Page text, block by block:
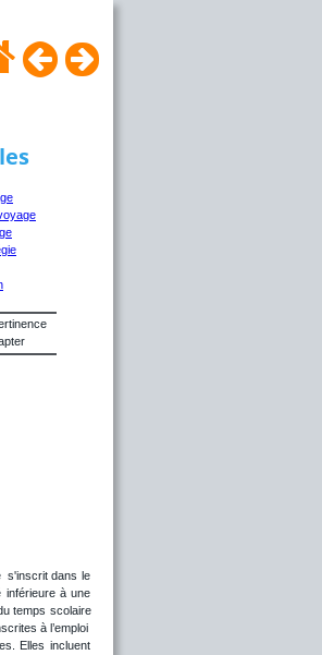
s'inscrit dans le
inférieure à une
temps scolaire
à l’emploi
Elles incluent